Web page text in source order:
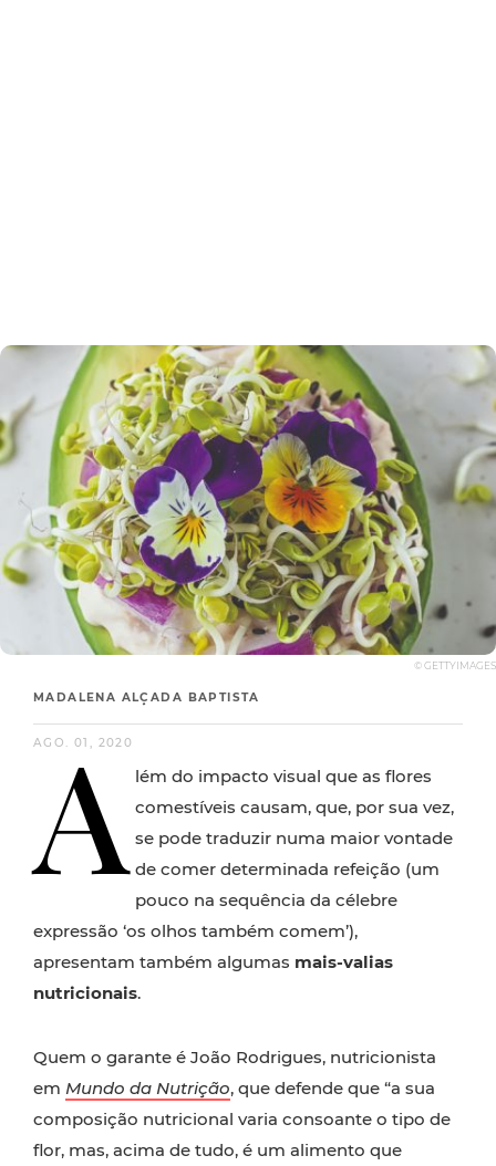
© GETTYIMAGES
MADALENA ALÇADA BAPTISTA
AGO. 01, 2020
A lém do impacto visual que as flores
comestíveis causam, que, por sua vez,
se pode traduzir numa maior vontade
de comer determinada refeição (um
pouco na sequência da célebre
expressão ‘os olhos também comem’),
apresentam também algumas mais-valias
nutricionais.
Quem o garante é João Rodrigues, nutricionista
em Mundo da Nutrição, que defende que “a sua
composição nutricional varia consoante o tipo de
flor, mas, acima de tudo, é um alimento que